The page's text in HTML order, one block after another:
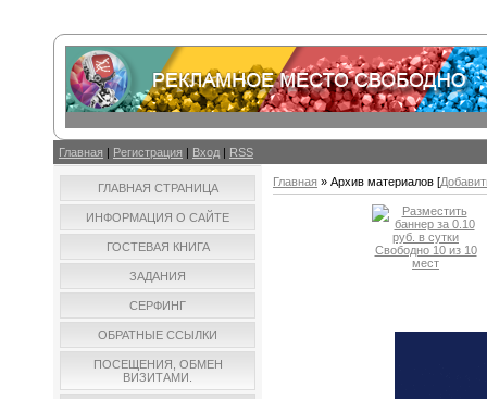
Главная | Регистрация | Вход | RSS
ГЛАВНАЯ СТРАНИЦА
ИНФОРМАЦИЯ О САЙТЕ
ГОСТЕВАЯ КНИГА
ЗАДАНИЯ
СЕРФИНГ
ОБРАТНЫЕ ССЫЛКИ
ПОСЕЩЕНИЯ, ОБМЕН
ВИЗИТАМИ.
Главная » Архив материалов [